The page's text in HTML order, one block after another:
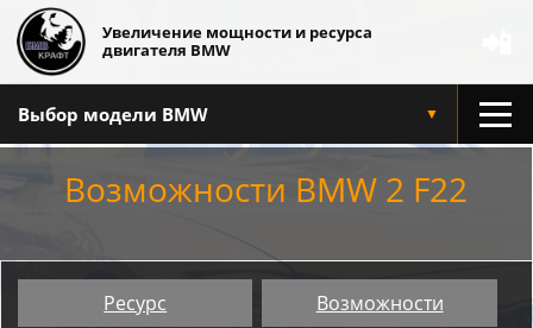
Увеличение мощности и ресурса
двигателя BMW
Выбор модели BMW ▼
Возможности BMW 2 F22
Ресурс Возможности